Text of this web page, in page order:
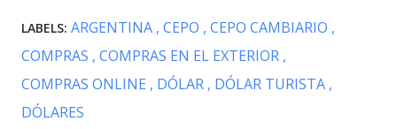
LABELS: ARGENTINA CEPO CEPO CAMBIARIO
COMPRAS COMPRAS EN EL EXTERIOR
COMPRAS ONLINE
DÓLAR DÓLAR TURISTA
DÓLARES